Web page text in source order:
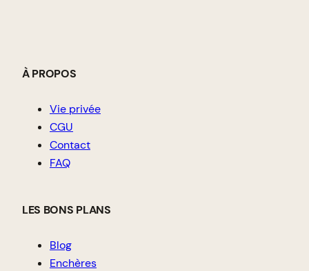
À PROPOS
Vie privée
CGU
Contact
FAQ
LES BONS PLANS
Blog
Enchères